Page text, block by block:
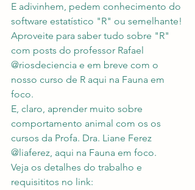
E adivinhem, pedem conhecimento do
software estatístico "R" ou semelhante!
Aproveite para saber tudo sobre "R"
com posts do professor Rafael
@riosdeciencia e em breve com o
nosso curso de R aqui na Fauna em
foco.
E, claro, aprender muito sobre
comportamento animal com os os
cursos da Profa. Dra. Liane Ferez
@liaferez, aqui na Fauna em foco.
Veja os detalhes do trabalho e
requisititos no link: